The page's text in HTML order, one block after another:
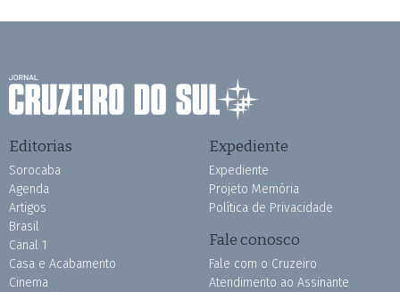
Editorias
Sorocaba
Agenda
Artigos
Brasil
Canal 1
Casa e Acabamento
Cinema
Expediente
Expediente
Projeto Memória
Política de Privacidade
Fale conosco
Fale com o Cruzeiro
Atendimento ao Assinante